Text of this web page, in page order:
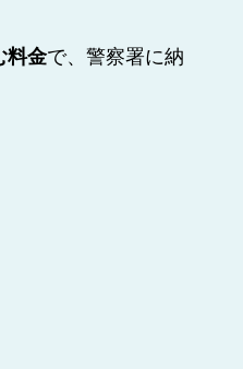
料金で、警察署に納